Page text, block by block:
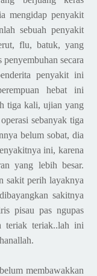
mengidap penyakit
sebuah penyakit
flu, batuk, yang
secara
penyakit ini
hebat ini
tiga kali, ujian yang
sebanyak tiga
belum sobat, dia
ini, karena
yang lebih besar.
sakit perih layaknya
sakitnya
pisau pas ngupas
teriak teriak..lah ini
membawakkan